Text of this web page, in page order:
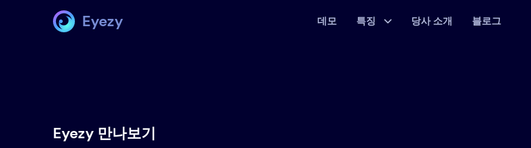
Eyezy 데모 특징 당사 소개 블로그
Eyezy 만나보기